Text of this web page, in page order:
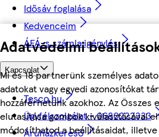
Adatvédelmi
Mi és 18 partnerünk személyes
adatokat vagy egyedi azonosítókat
hozzáférhetünk azokhoz. Az Összes
elutasítása gombok kiválasztásával
módosíthatod a beállításaidat,
Idősáv foglalása
Kedvenceim
ÁFÁ-s számla igénylés
Kapcsolat
Tesco.hu
Ügyfélszolgálat - 0680222333
Áruházkereső